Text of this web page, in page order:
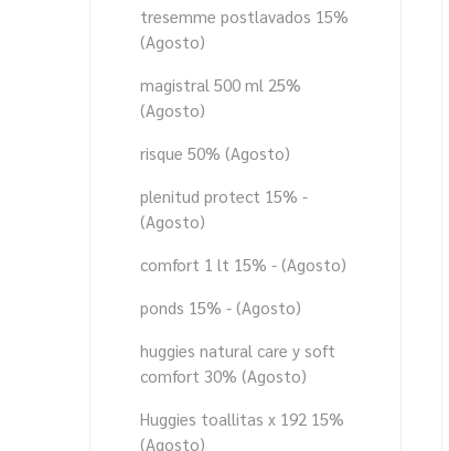
tresemme postlavados 15%
(Agosto)
magistral 500 ml 25%
(Agosto)
risque 50% (Agosto)
plenitud protect 15% -
(Agosto)
comfort 1 lt 15% - (Agosto)
ponds 15% - (Agosto)
huggies natural care y soft
comfort 30% (Agosto)
Huggies toallitas x 192 15%
(Agosto)